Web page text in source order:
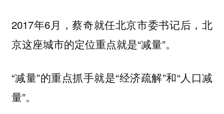
2017年6月，蔡奇就任北京市委书记后，北
京这座城市的定位重点就是“减量”。
“减量”的重点抓手就是“经济疏解”和“人口减
量”。